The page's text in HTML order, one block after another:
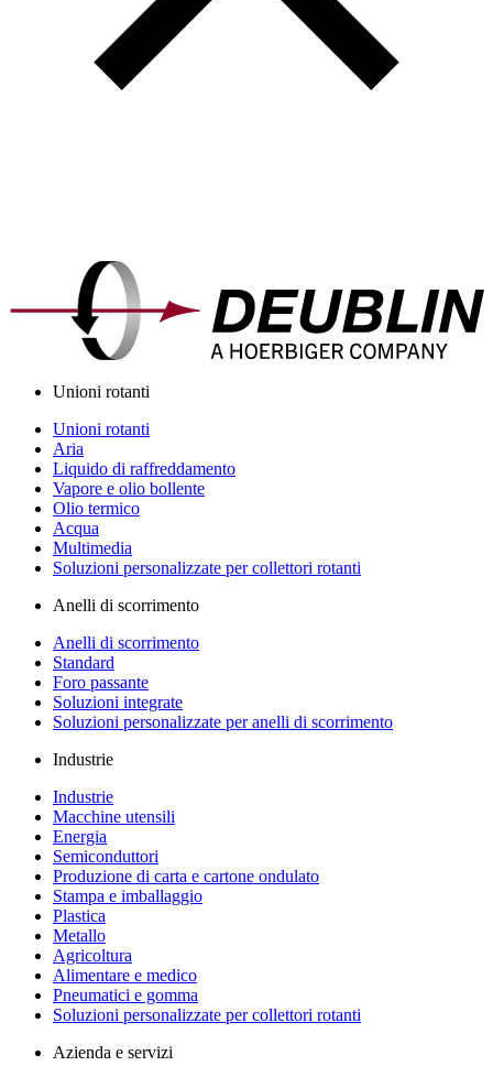
Unioni rotanti
Unioni rotanti
Aria
Liquido di raffreddamento
Vapore e olio bollente
Olio termico
Acqua
Multimedia
Soluzioni personalizzate per collettori rotanti
Anelli di scorrimento
Anelli di scorrimento
Standard
Foro passante
Soluzioni integrate
Soluzioni personalizzate per anelli di scorrimento
Industrie
Industrie
Macchine utensili
Energia
Semiconduttori
Produzione di carta e cartone ondulato
Stampa e imballaggio
Plastica
Metallo
Agricoltura
Alimentare e medico
Pneumatici e gomma
Soluzioni personalizzate per collettori rotanti
Azienda e servizi